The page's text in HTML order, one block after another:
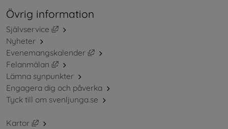
Övrig information
Självservice
Länk till annan webbplats, öppnas i nytt fönster.
Nyheter
Evenemangskalender
Länk till annan webbplats, öppnas i
Felanmälan
Länk till annan webbplats, öppnas i nytt fönster.
Lämna synpunkter
Engagera dig och påverka
Tyck till om svenljunga.se
Kartor
Länk till annan webbplats, öppnas i nytt fönster.